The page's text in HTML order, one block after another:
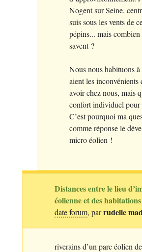
Nogent sur Seine,
suis sous les vents de
pépins... mais
savent ?
Nous nous habituons
aient les inconvénients
avoir chez nous, mais
confort individuel pour
C’est pourquoi ma
comme réponse le
micro éolien !
Distances entre le lieu
éolienne et des habitations
date forum, parrudelle
riverains d’un parc éolien